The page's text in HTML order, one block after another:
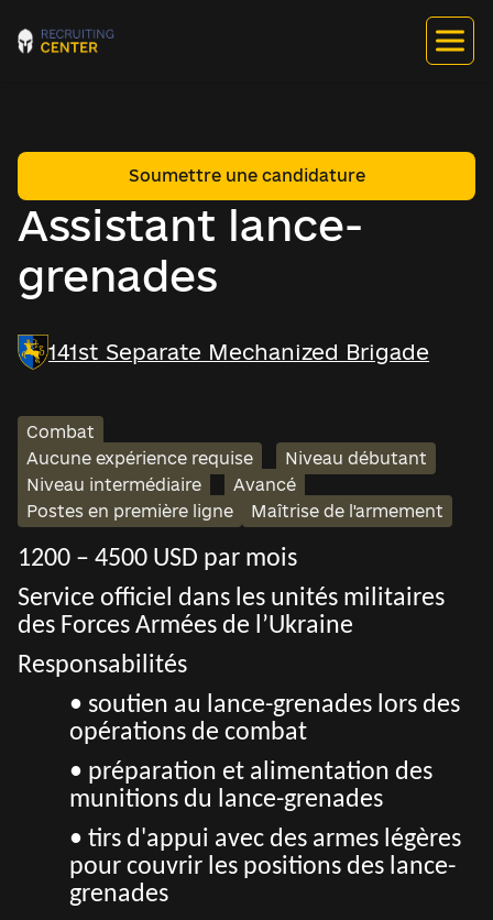
Assistant lance-
grenades
Soumettre une candidature
141st Separate Mechanized Brigade
Combat
Aucune expérience requise
Niveau débutant
Niveau intermédiaire
Avancé
Postes en première ligne
Maîtrise de l'armement
1200 – 4500 USD par mois
Service officiel dans les unités militaires
des Forces Armées de l’Ukraine
Responsabilités
• soutien au lance-grenades lors des
opérations de combat
• préparation et alimentation des
munitions du lance-grenades
• tirs d'appui avec des armes légères
pour couvrir les positions des lance-
grenades